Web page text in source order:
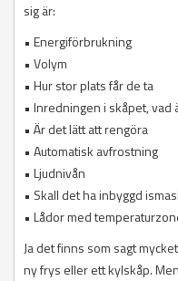
sig är:
• Energiförbrukning
• Volym
• Hur stor plats får de ta
• Inredningen i skåpet,
• Är det lätt att rengöra
• Automatisk avfrostning
• Ljudnivån
• Skall det ha inbyggd
• Lådor med
Ja det finns som sagt
ny frys eller ett kylskåp.